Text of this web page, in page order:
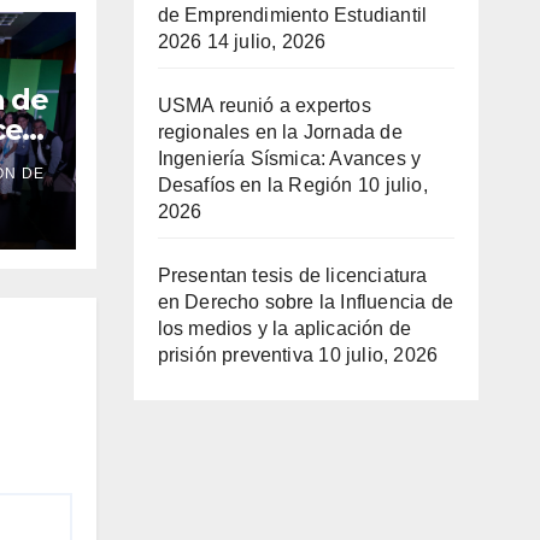
de
DE
de Emprendimiento Estudiantil
2026 14 julio, 2026
USMA reunió a expertos
regionales en la Jornada de
Ingeniería Sísmica: Avances y
Desafíos en la Región 10 julio,
2026
Presentan tesis de licenciatura
en Derecho sobre la Influencia de
los medios y la aplicación de
prisión preventiva 10 julio, 2026